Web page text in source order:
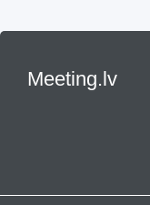
Meeting.lv